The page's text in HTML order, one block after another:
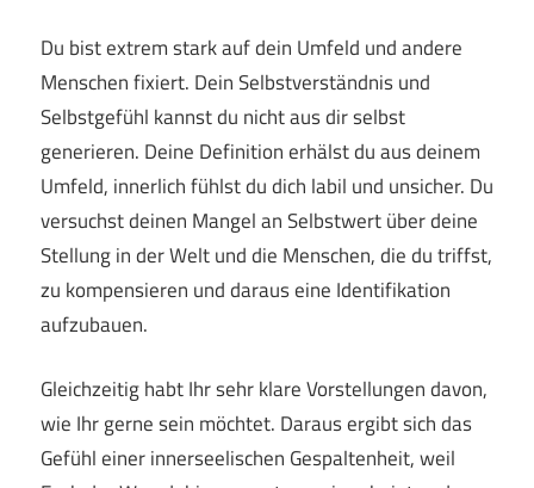
Du bist extrem stark auf dein Umfeld und andere
Menschen fixiert. Dein Selbstverständnis und
Selbstgefühl kannst du nicht aus dir selbst
generieren. Deine Definition erhälst du aus deinem
Umfeld, innerlich fühlst du dich labil und unsicher. Du
versuchst deinen Mangel an Selbstwert über deine
Stellung in der Welt und die Menschen, die du triffst,
zu kompensieren und daraus eine Identifikation
aufzubauen.
Gleichzeitig habt Ihr sehr klare Vorstellungen davon,
wie Ihr gerne sein möchtet. Daraus ergibt sich das
Gefühl einer innerseelischen Gespaltenheit, weil